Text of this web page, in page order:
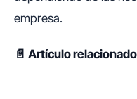
empresa.
📄 Artículo relacionado